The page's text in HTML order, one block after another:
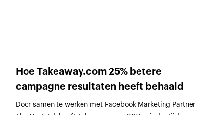
Hoe Takeaway.com 25% betere
campagne resultaten heeft behaald
Door samen te werken met Facebook Marketing Partner